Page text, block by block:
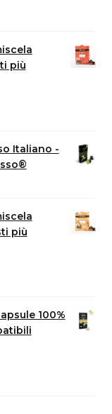
più
Italiano -
più
100%